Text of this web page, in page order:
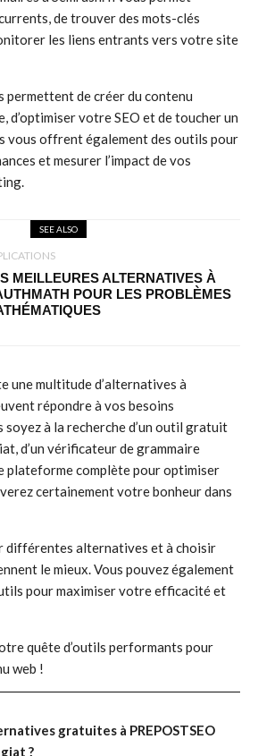
de trouver des mots-clés
les liens entrants vers votre site
permettent de créer du contenu
d’optimiser votre SEO et de toucher un
vous offrent également des outils pour
et mesurer l’impact de vos
SEE ALSO
MEILLEURES ALTERNATIVES À
POUR LES PROBLÈMES
une multitude d’alternatives à
répondre à vos besoins
soyez à la recherche d’un outil gratuit
d’un vérificateur de grammaire
plateforme complète pour optimiser
certainement votre bonheur dans
différentes alternatives et à choisir
le mieux. Vous pouvez également
pour maximiser votre efficacité et
quête d’outils performants pour
web !
gratuites à PREPOSTSEO
?